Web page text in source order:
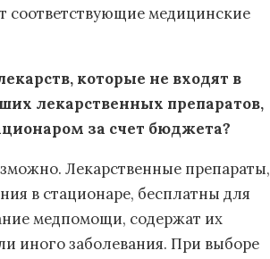
соответствующие медицинские
которые не входят в
лекарственных препаратов,
за счет бюджета?
Лекарственные препараты,
в стационаре, бесплатны для
медпомощи, содержат их
иного заболевания. При выборе